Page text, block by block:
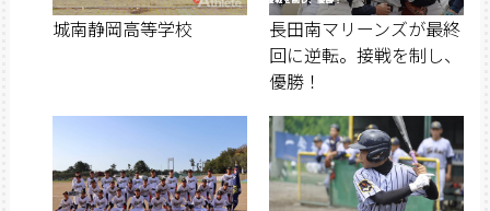
城南静岡高等学校
長田南マリーンズが最終
回に逆転。接戦を制し、
優勝！